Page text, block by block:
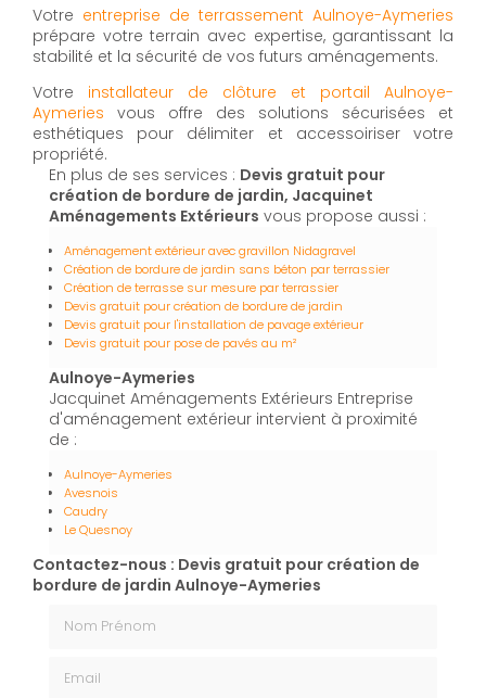
Votre entreprise de terrassement Aulnoye-Aymeries
prépare votre terrain avec expertise, garantissant la
stabilité et la sécurité de vos futurs aménagements.
Votre installateur de clôture et portail Aulnoye-
Aymeries vous offre des solutions sécurisées et
esthétiques pour délimiter et accessoiriser votre
propriété.
En plus de ses services : Devis gratuit pour
création de bordure de jardin, Jacquinet
Aménagements Extérieurs vous propose aussi :
Aménagement extérieur avec gravillon Nidagravel
Création de bordure de jardin sans béton par terrassier
Création de terrasse sur mesure par terrassier
Devis gratuit pour création de bordure de jardin
Devis gratuit pour l'installation de pavage extérieur
Devis gratuit pour pose de pavés au m²
Aulnoye-Aymeries
Jacquinet Aménagements Extérieurs Entreprise
d'aménagement extérieur intervient à proximité
de :
Aulnoye-Aymeries
Avesnois
Caudry
Le Quesnoy
Contactez-nous : Devis gratuit pour création de
bordure de jardin Aulnoye-Aymeries